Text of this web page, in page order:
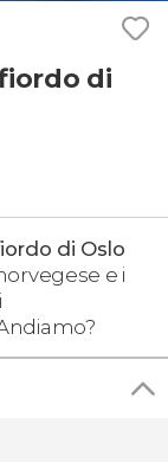
di
di Oslo
e i